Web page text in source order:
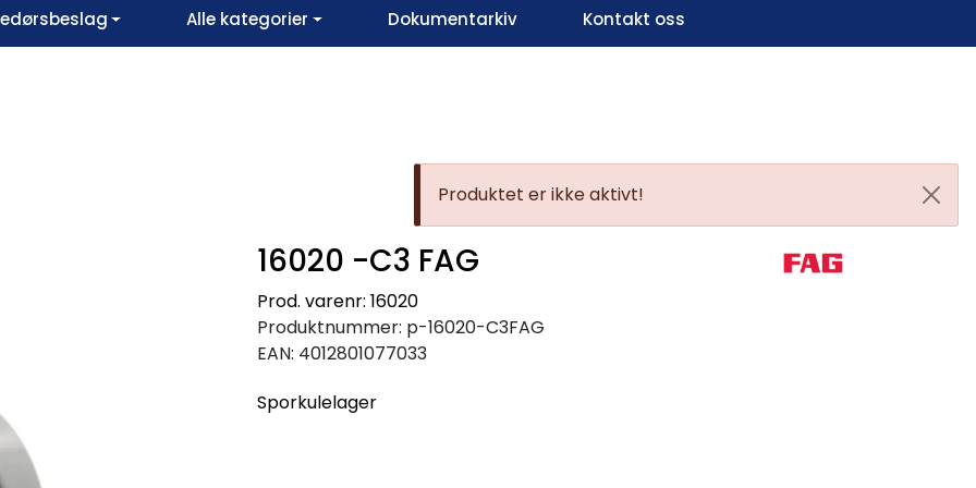
Infosenter
Alle kategorier Dokumentarkiv Kontakt oss
Produktet er ikke aktivt!
16020 -C3 FAG
Prod. varenr: 16020
Produktnummer: p-16020-C3FAG
EAN: 4012801077033
Sporkulelager